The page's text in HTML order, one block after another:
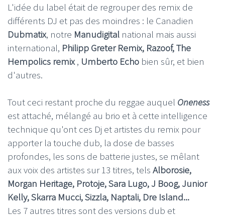
L'idée du label était de regrouper des remix de
différents DJ et pas des moindres : le Canadien
Dubmatix, notre Manudigital national mais aussi
international, Philipp Greter Remix, Razoof,The
Hempolics remix, Umberto Echo bien sûr, et bien
d'autres.
Tout ceci restant proche du reggae auquel Oneness
est attaché, mélangé au brio et à cette intelligence
technique qu'ont ces Dj et artistes du remix pour
apporter la touche dub, la dose de basses
profondes, les sons de batterie justes, se mêlant
aux voix des artistes sur 13 titres, tels Alborosie,
Morgan Heritage, Protoje, Sara Lugo, J Boog, Junior
Kelly, Skarra Mucci, Sizzla, Naptali, Dre Island...
Les 7 autres titres sont des versions dub et